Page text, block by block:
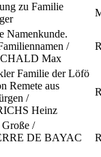
zu Familie
Namenkunde.
/
Max
Familie der Löfö
Remete aus
/
Heinz
/
DE BAYAC